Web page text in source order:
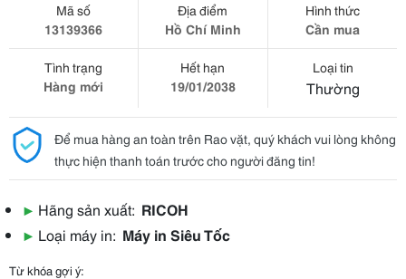
Mã số
13139366
Địa điểm
Hồ Chí Minh
Hình thức
Cần mua
Tình trạng
Hàng mới
Hết hạn
19/01/2038
Loại tin
Thường
Để mua hàng an toàn trên Rao vặt, quý khách vui lòng không
thực hiện thanh toán trước cho người đăng tin!
▶ Hãng sản xuất: RICOH
▶ Loại máy in: Máy in Siêu Tốc
Từ khóa gợi ý: